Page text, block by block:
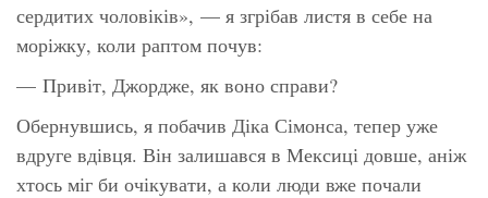
сердитих чоловіків», — я згрібав листя в себе на
моріжку, коли раптом почув:
— Привіт, Джордже, як воно справи?
Обернувшись, я побачив Діка Сімонса, тепер уже
вдруге вдівця. Він залишався в Мексиці довше, аніж
хтось міг би очікувати, а коли люди вже почали